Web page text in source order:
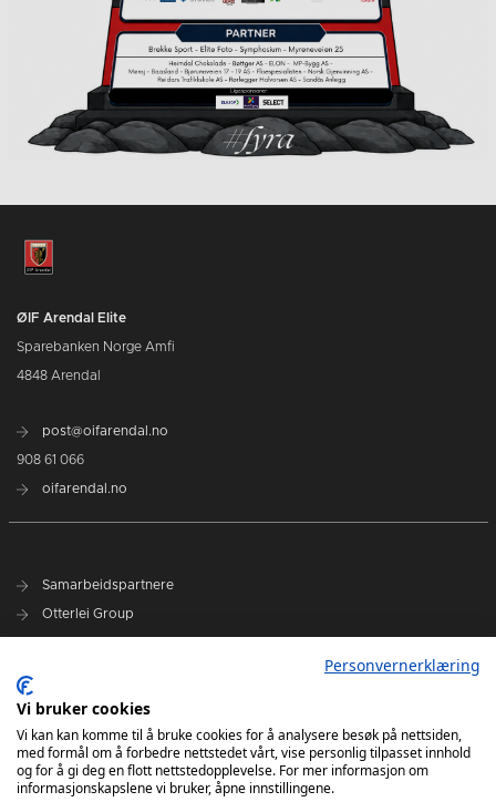
ØIF Arendal Elite
Sparebanken Norge Amfi
4848 Arendal
post@oifarendal.no
908 61 066
oifarendal.no
Samarbeidspartnere
Otterlei Group
Nyhetsarkiv
Terminliste
Spillerstall
Personvernerklæring
Vi bruker cookies
Vi kan kan komme til å bruke cookies for å analysere besøk på nettsiden,
med formål om å forbedre nettstedet vårt, vise personlig tilpasset innhold
og for å gi deg en flott nettstedopplevelse. For mer informasjon om
informasjonskapslene vi bruker, åpne innstillingene.